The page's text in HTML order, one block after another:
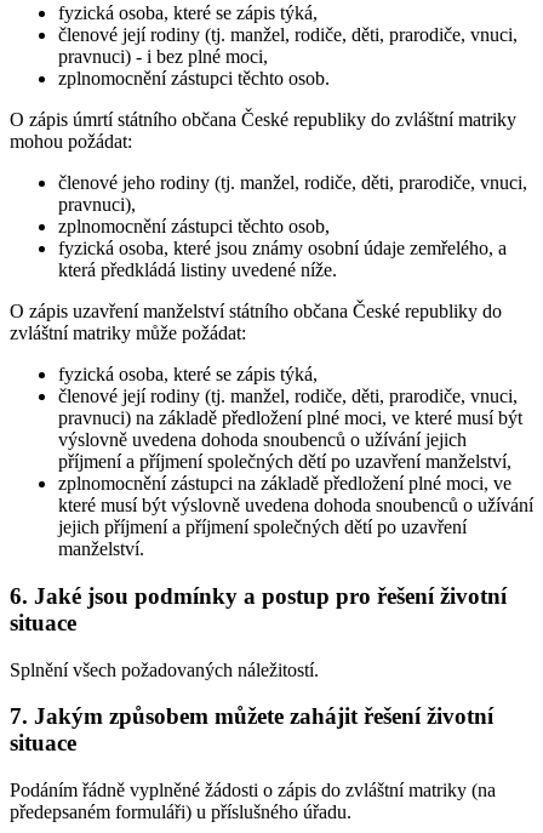
fyzická osoba, které se zápis týká,
členové její rodiny (tj. manžel, rodiče, děti, prarodiče, vnuci,
pravnuci) - i bez plné moci,
zplnomocnění zástupci těchto osob.
O zápis úmrtí státního občana České republiky do zvláštní matriky
mohou požádat:
členové jeho rodiny (tj. manžel, rodiče, děti, prarodiče, vnuci,
pravnuci),
zplnomocnění zástupci těchto osob,
fyzická osoba, které jsou známy osobní údaje zemřelého, a
která předkládá listiny uvedené níže.
O zápis uzavření manželství státního občana České republiky do
zvláštní matriky může požádat:
fyzická osoba, které se zápis týká,
členové její rodiny (tj. manžel, rodiče, děti, prarodiče, vnuci,
pravnuci) na základě předložení plné moci, ve které musí být
výslovně uvedena dohoda snoubenců o užívání jejich
příjmení a příjmení společných dětí po uzavření manželství,
zplnomocnění zástupci na základě předložení plné moci, ve
které musí být výslovně uvedena dohoda snoubenců o užívání
jejich příjmení a příjmení společných dětí po uzavření
manželství.
6. Jaké jsou podmínky a postup pro řešení životní
situace
Splnění všech požadovaných náležitostí.
7. Jakým způsobem můžete zahájit řešení životní
situace
Podáním řádně vyplněné žádosti o zápis do zvláštní matriky (na
předepsaném formuláři) u příslušného úřadu.